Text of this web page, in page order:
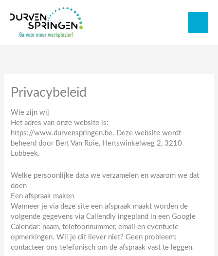
naar
inhoud
Privacybeleid
Wie zijn wij
Het adres van onze website is:
https://www.durvenspringen.be. Deze website wordt
beheerd door Bert Van Roie, Hertswinkelweg 2, 3210
Lubbeek.
Welke persoonlijke data we verzamelen en waarom we dat
doen
Een afspraak maken
Wanneer je via deze site een afspraak maakt worden de
volgende gegevens via Callendly ingepland in een Google
Calendar: naam, telefoonnummer, email en eventuele
opmerkingen. Wil je dit liever niet? Geen probleem:
contacteer ons telefonisch om de afspraak vast te leggen.